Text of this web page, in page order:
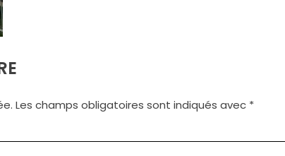
Les champs obligatoires sont indiqués avec *